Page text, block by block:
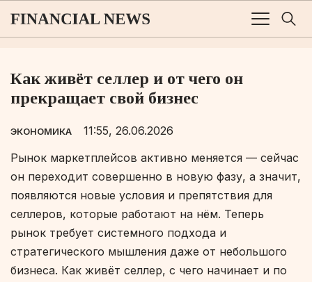
Как живёт селлер и от чего он
прекращает свой бизнес
ЭКОНОМИКА
11:55, 26.06.2026
Рынок маркетплейсов активно меняется — сейчас
он переходит совершенно в новую фазу, а значит,
появляются новые условия и препятствия для
селлеров, которые работают на нём. Теперь
рынок требует системного подхода и
стратегического мышления даже от небольшого
бизнеса. Как живёт селлер, с чего начинает и по